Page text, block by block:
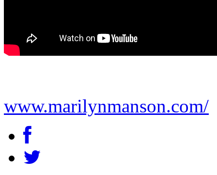
www.marilynmanson.com/